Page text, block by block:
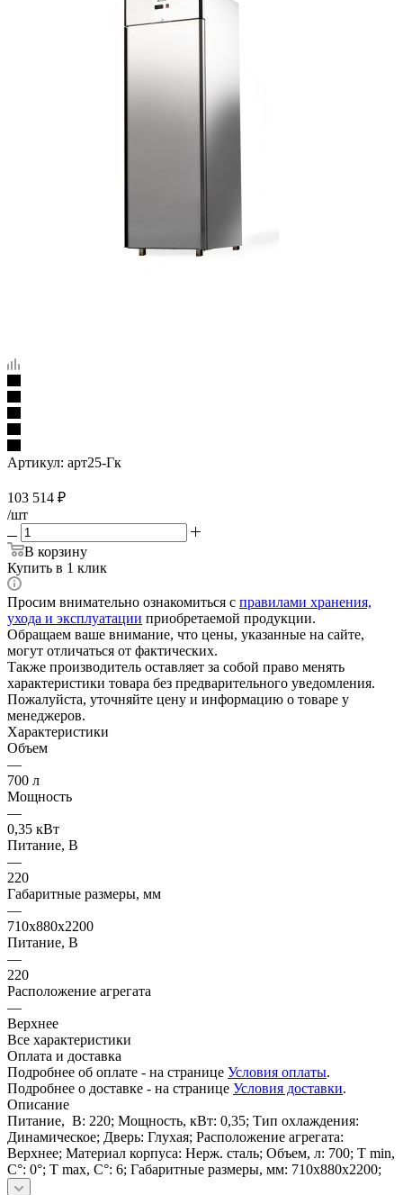
Артикул: арт25-Гк
103 514 ₽
/шт
В корзину
Купить в 1 клик
Просим внимательно ознакомиться с правилами хранения,
ухода и эксплуатации приобретаемой продукции.
Обращаем ваше внимание, что цены, указанные на сайте,
могут отличаться от фактических.
Также производитель оставляет за собой право менять
характеристики товара без предварительного уведомления.
Пожалуйста, уточняйте цену и информацию о товаре у
менеджеров.
Характеристики
Объем
—
700 л
Мощность
—
0,35 кВт
Питание, В
—
220
Габаритные размеры, мм
—
710х880х2200
Питание, В
—
220
Расположение агрегата
—
Верхнее
Все характеристики
Оплата и доставка
Подробнее об оплате - на странице Условия оплаты.
Подробнее о доставке - на странице Условия доставки.
Описание
Питание, В: 220; Мощность, кВт: 0,35; Тип охлаждения:
Динамическое; Дверь: Глухая; Расположение агрегата:
Верхнее; Материал корпуса: Нерж. сталь; Объем, л: 700; Т min,
C°: 0°; Т max, С°: 6; Габаритные размеры, мм: 710х880х2200;